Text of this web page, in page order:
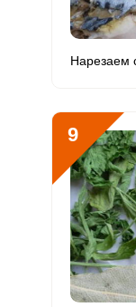
Нарезаем
9